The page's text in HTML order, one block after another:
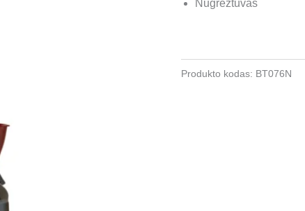
Nugrežtuvas
Produkto kodas: BT076N